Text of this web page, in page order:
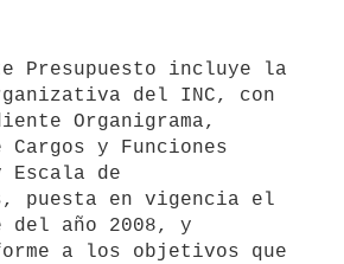
del INC, con
Organigrama,
y Funciones
Escala de
puesta en vigencia el
del año 2008, y
a los objetivos que